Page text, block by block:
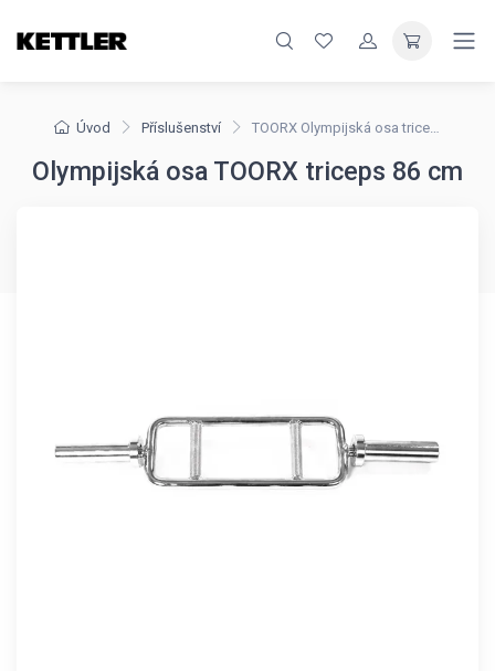
Úvod Příslušenství TOORX Olympijská osa triceps 86 cm
Olympijská osa TOORX triceps 86 cm